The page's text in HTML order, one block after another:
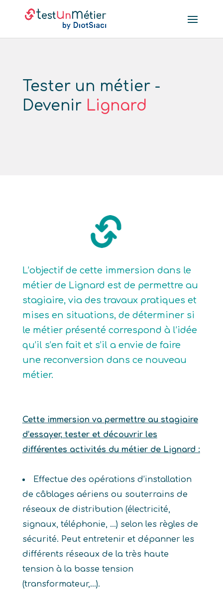
Tester un métier -
Devenir Lignard
L’objectif de cette immersion dans le
métier de Lignard est de permettre au
stagiaire, via des travaux pratiques et
mises en situations, de déterminer si
le métier présenté correspond à l’idée
qu’il s’en fait et s’il a envie de faire
une reconversion dans ce nouveau
métier.
Cette immersion va permettre au stagiaire
d’essayer, tester et découvrir les
différentes activités du métier de Lignard :
Effectue des opérations d’installation
de câblages aériens ou souterrains de
réseaux de distribution (électricité,
signaux, téléphonie, …) selon les règles de
sécurité. Peut entretenir et dépanner les
différents réseaux de la très haute
tension à la basse tension
(transformateur,…).